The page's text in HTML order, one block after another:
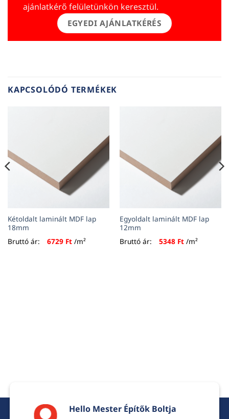
ajánlatkérő felületünkön keresztül.
EGYEDI AJÁNLATKÉRÉS
KAPCSOLÓDÓ TERMÉKEK
Kétoldalt laminált MDF lap
18mm
Bruttó ár:
6729 Ft/m²
Egyoldalt laminált MDF lap
12mm
Bruttó ár:
5348 Ft/m²
Hello Mester Építők Boltja